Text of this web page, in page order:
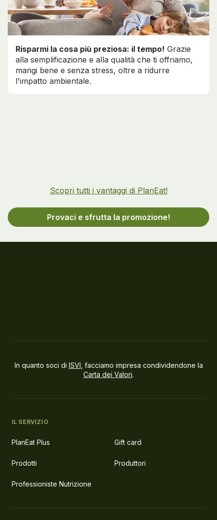
Risparmi la cosa più preziosa: il tempo! Grazie
alla semplificazione e alla qualità che ti offriamo,
mangi bene e senza stress, oltre a ridurre
l'impatto ambientale.
Scopri tutti i vantaggi di PlanEat!
Provaci e sfrutta la promozione!
In quanto soci di ISVI , facciamo impresa condividendone la
Carta dei Valori.
IL SERVIZIO
PlanEat Plus Gift card
Prodotti Produttori
Professioniste Nutrizione